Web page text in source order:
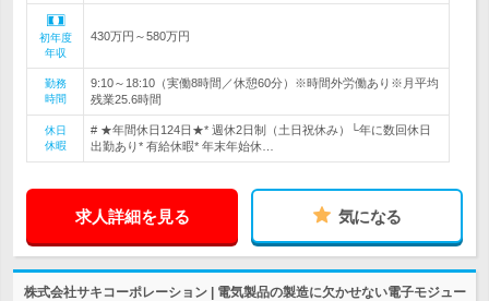
初年度
年収
430万円～580万円
勤務
時間
9:10～18:10（実働8時間／休憩60分）※時間外労働あり※月平均
残業25.6時間
休日
休暇
# ★年間休日124日★* 週休2日制（土日祝休み）└年に数回休日
出勤あり* 有給休暇* 年末年始休…
求人詳細を見る 気になる
株式会社サキコーポレーション | 電気製品の製造に欠かせない電子モジュー